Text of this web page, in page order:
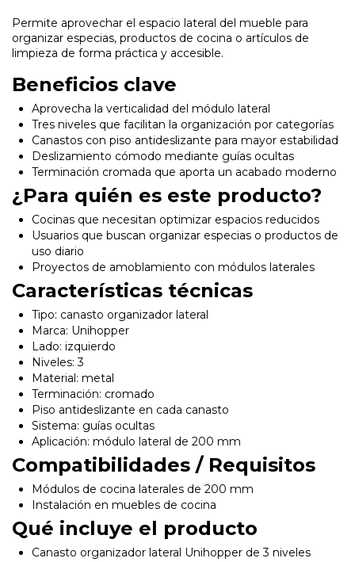
Permite aprovechar el espacio lateral del mueble para
organizar especias, productos de cocina o artículos de
limpieza de forma práctica y accesible.
Beneficios clave
Aprovecha la verticalidad del módulo lateral
Tres niveles que facilitan la organización por categorías
Canastos con piso antideslizante para mayor estabilidad
Deslizamiento cómodo mediante guías ocultas
Terminación cromada que aporta un acabado moderno
¿Para quién es este producto?
Cocinas que necesitan optimizar espacios reducidos
Usuarios que buscan organizar especias o productos de
uso diario
Proyectos de amoblamiento con módulos laterales
Características técnicas
Tipo: canasto organizador lateral
Marca: Unihopper
Lado: izquierdo
Niveles: 3
Material: metal
Terminación: cromado
Piso antideslizante en cada canasto
Sistema: guías ocultas
Aplicación: módulo lateral de 200 mm
Compatibilidades / Requisitos
Módulos de cocina laterales de 200 mm
Instalación en muebles de cocina
Qué incluye el producto
Canasto organizador lateral Unihopper de 3 niveles